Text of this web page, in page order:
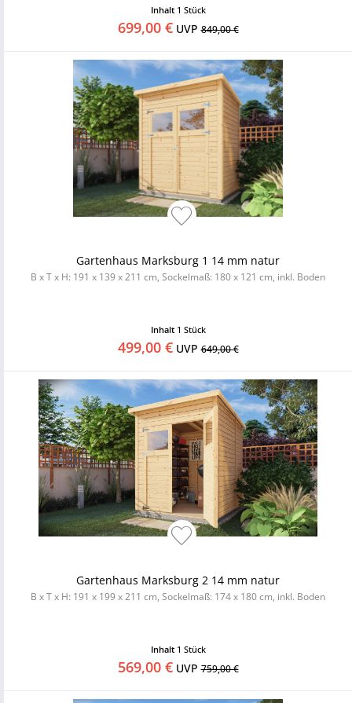
Inhalt 1 Stück
699,00 €UVP849,00 €
Gartenhaus Marksburg 1 14 mm natur
B x T x H: 191 x 139 x 211 cm, Sockelmaß: 180 x 121 cm, inkl. Boden
Inhalt 1 Stück
499,00 €UVP649,00 €
Gartenhaus Marksburg 2 14 mm natur
B x T x H: 191 x 199 x 211 cm, Sockelmaß: 174 x 180 cm, inkl. Boden
Inhalt 1 Stück
569,00 €UVP759,00 €